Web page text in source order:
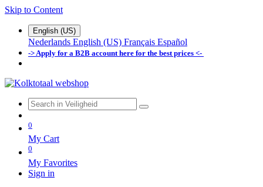
Skip to Content
English (US)
Nederlands English (US) Français Español
-> Apply for a B2B account here for the best prices <-
0
My Cart
0
My Favorites
Sign in